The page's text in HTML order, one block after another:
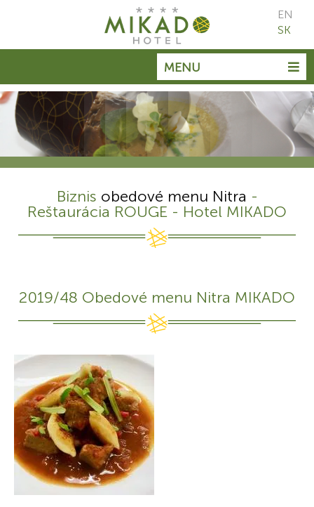
MENU
EN
SK
Biznis obedové menu Nitra -
Reštaurácia ROUGE - Hotel MIKADO
2019/48 Obedové menu Nitra MIKADO